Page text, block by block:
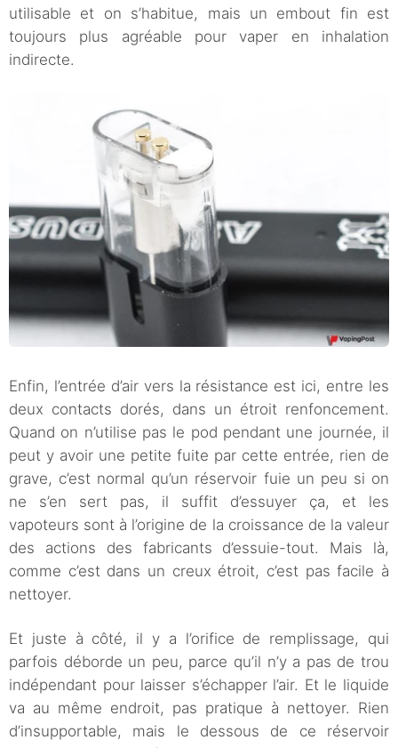
utilisable et on s’habitue, mais un embout fin est
toujours plus agréable pour vaper en inhalation
indirecte.
Enfin, l’entrée d’air vers la résistance est ici, entre les
deux contacts dorés, dans un étroit renfoncement.
Quand on n’utilise pas le pod pendant une journée, il
peut y avoir une petite fuite par cette entrée, rien de
grave, c’est normal qu’un réservoir fuie un peu si on
ne s’en sert pas, il suffit d’essuyer ça, et les
vapoteurs sont à l’origine de la croissance de la valeur
des actions des fabricants d’essuie-tout. Mais là,
comme c’est dans un creux étroit, c’est pas facile à
nettoyer.
Et juste à côté, il y a l’orifice de remplissage, qui
parfois déborde un peu, parce qu’il n’y a pas de trou
indépendant pour laisser s’échapper l’air. Et le liquide
va au même endroit, pas pratique à nettoyer. Rien
d’insupportable, mais le dessous de ce réservoir